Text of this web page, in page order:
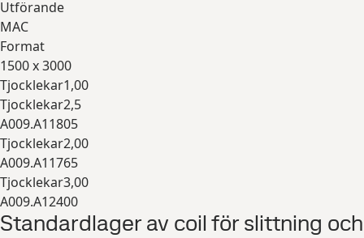
Utförande
MAC
Format
1500 x 3000
Tjocklekar1,00
Tjocklekar2,5
A009.A11805
Tjocklekar2,00
A009.A11765
Tjocklekar3,00
A009.A12400
Expandera
Standardlager av coil för slittning och